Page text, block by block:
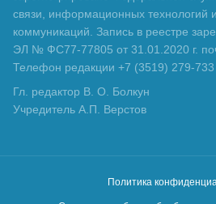
связи, информационных технологий
коммуникаций. Запись в реестре
ЭЛ № ФС77-77805 от 31.01.2020 г.
Телефон редакции +7 (3519) 279-733
Гл. редактор В. О. Болкун
Учредитель А.П. Верстов
Политика